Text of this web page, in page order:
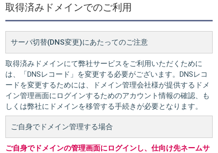
取得済みドメインでのご利用
サーバ切替(DNS変更)にあたってのご注意
取得済みドメインにて弊社サービスをご利用いただくために
は、「DNSレコード」を変更する必要がございます。DNSレコ
ードを変更するためには、ドメイン管理会社様が提供するドメ
イン管理画面にログインするためのアカウント情報の確認、も
しくは弊社にドメインを移管する手続きが必要となります。
ご自身でドメイン管理する場合
ご自身でドメインの管理画面にログインし、仕向け先ネームサ